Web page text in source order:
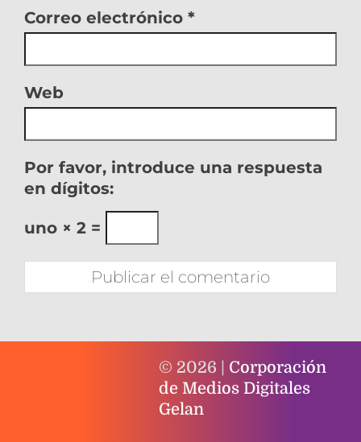
Correo electrónico *
Web
Por favor, introduce una respuesta
en dígitos:
uno × 2 =
© 2026 | Corporación
de Medios Digitales
Gelan